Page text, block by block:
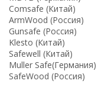
Comsafe (Китай)
ArmWood (Россия)
Gunsafe (Россия)
Klesto (Китай)
Safewell (Китай)
Muller Safe(Германия)
SafeWood (Россия)